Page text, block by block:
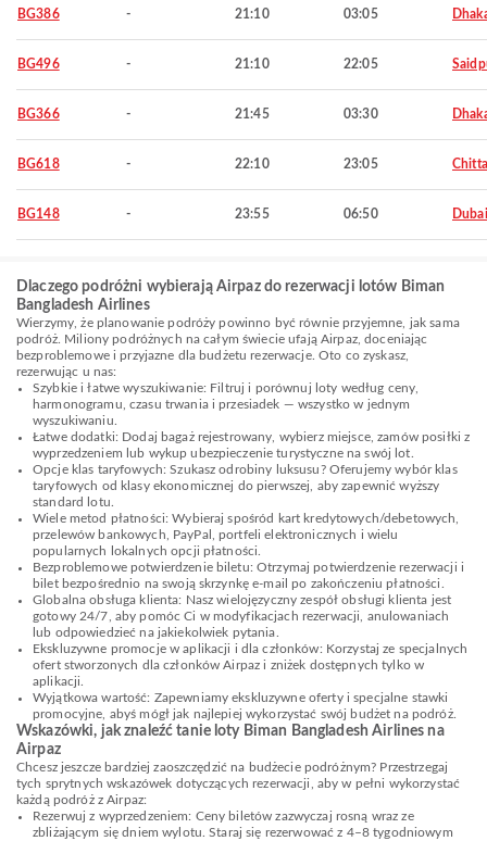
BG386 - 21:10 03:05
BG496 - 21:10 22:05
BG366 - 21:45 03:30
BG618 - 22:10 23:05
BG148 - 23:55 06:50 Dubai
Dlaczego podróżni wybierają Airpaz do rezerwacji lotów Biman
Bangladesh Airlines
Wierzymy, że planowanie podróży powinno być równie przyjemne, jak sama
podróż. Miliony podróżnych na całym świecie ufają Airpaz, doceniając
bezproblemowe i przyjazne dla budżetu rezerwacje. Oto co zyskasz,
rezerwując u nas:
Szybkie i łatwe wyszukiwanie: Filtruj i porównuj loty według ceny,
harmonogramu, czasu trwania i przesiadek — wszystko w jednym
wyszukiwaniu.
Łatwe dodatki: Dodaj bagaż rejestrowany, wybierz miejsce, zamów posiłki z
wyprzedzeniem lub wykup ubezpieczenie turystyczne na swój lot.
Opcje klas taryfowych: Szukasz odrobiny luksusu? Oferujemy wybór klas
taryfowych od klasy ekonomicznej do pierwszej, aby zapewnić wyższy
standard lotu.
Wiele metod płatności: Wybieraj spośród kart kredytowych/debetowych,
przelewów bankowych, PayPal, portfeli elektronicznych i wielu
popularnych lokalnych opcji płatności.
Bezproblemowe potwierdzenie biletu: Otrzymaj potwierdzenie rezerwacji i
bilet bezpośrednio na swoją skrzynkę e-mail po zakończeniu płatności.
Globalna obsługa klienta: Nasz wielojęzyczny zespół obsługi klienta jest
gotowy 24/7, aby pomóc Ci w modyfikacjach rezerwacji, anulowaniach
lub odpowiedzieć na jakiekolwiek pytania.
Ekskluzywne promocje w aplikacji i dla członków: Korzystaj ze specjalnych
ofert stworzonych dla członków Airpaz i zniżek dostępnych tylko w
aplikacji.
Wyjątkowa wartość: Zapewniamy ekskluzywne oferty i specjalne stawki
promocyjne, abyś mógł jak najlepiej wykorzystać swój budżet na podróż.
Wskazówki, jak znaleźć tanie loty Biman Bangladesh Airlines na
Airpaz
Chcesz jeszcze bardziej zaoszczędzić na budżecie podróżnym? Przestrzegaj
tych sprytnych wskazówek dotyczących rezerwacji, aby w pełni wykorzystać
każdą podróż z Airpaz:
Rezerwuj z wyprzedzeniem: Ceny biletów zazwyczaj rosną wraz ze
zbliżającym się dniem wylotu. Staraj się rezerwować z 4–8 tygodniowym